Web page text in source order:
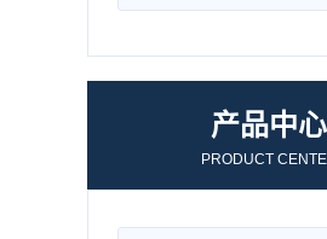
产品中心
PRODUCT